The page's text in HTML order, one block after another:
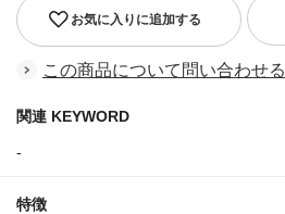
お気に入りに追加する
この商品について問い合わせる
関連 KEYWORD
-
特徴